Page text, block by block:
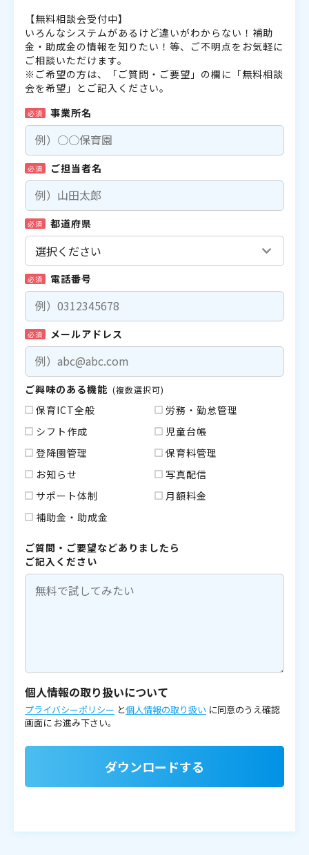
【無料相談会受付中】
いろんなシステムがあるけど違いがわからない！補助
金・助成金の情報を知りたい！等、ご不明点をお気軽に
ご相談いただけます。
※ご希望の方は、「ご質問・ご要望」の欄に「無料相談
会を希望」とご記入ください。
必須 事業所名
必須 ご担当者名
必須 都道府県
必須 電話番号
必須 メールアドレス
ご興味のある機能 (複数選択可)
保育ICT全般
労務・勤怠管理
シフト作成
児童台帳
登降園管理
保育料管理
お知らせ
写真配信
サポート体制
月額料金
補助金・助成金
ご質問・ご要望などありましたら
ご記入ください
個人情報の取り扱いについて
プライバシーポリシー と個人情報の取り扱い に同意のうえ確認
画面に お進み下さい。
ダウンロードする